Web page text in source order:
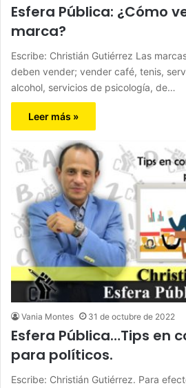
Esfera Pública: ¿Cómo
marca?
Escribe: Christián Gutiérrez Las
deben vender; vender café, tenis,
alcohol, servicios de psicología, de…
Leer más »
Vania Montes 31 de octubre de 2022
Esfera Pública…Tips en
para políticos.
Escribe: Christián Gutiérrez. Para